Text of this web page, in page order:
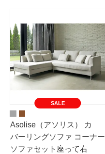
SALE
Asolise（アソリス） カ
バーリングソファ コーナー
ソファセット座って右